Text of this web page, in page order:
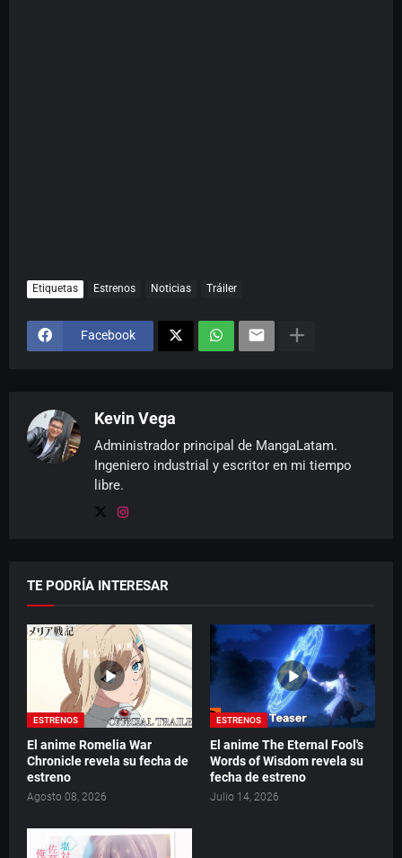
Etiquetas Estrenos Noticias Tráiler
Facebook
Kevin Vega
Administrador principal de MangaLatam.
Ingeniero industrial y escritor en mi tiempo
libre.
TE PODRÍA INTERESAR
ESTRENOS
El anime Romelia War
Chronicle revela su fecha de
estreno
Agosto 08, 2026
ESTRENOS
El anime The Eternal Fool's
Words of Wisdom revela su
fecha de estreno
Julio 14, 2026